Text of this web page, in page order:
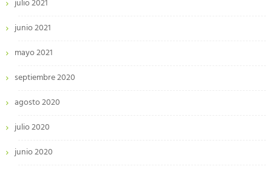
julio 2021
junio 2021
mayo 2021
septiembre 2020
agosto 2020
julio 2020
junio 2020